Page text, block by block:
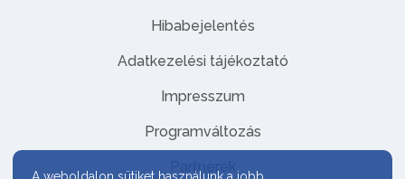
Hibabejelentés
Adatkezelési tájékoztató
Impresszum
Programváltozás
Partnerek